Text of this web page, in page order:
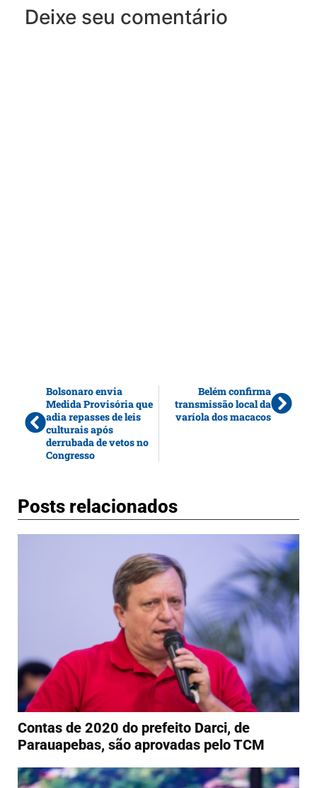
Deixe seu comentário
Bolsonaro envia
Medida Provisória que
adia repasses de leis
culturais após
derrubada de vetos no
Congresso
Belém confirma
transmissão local da
varíola dos macacos
Posts relacionados
Contas de 2020 do prefeito Darci, de
Parauapebas, são aprovadas pelo TCM